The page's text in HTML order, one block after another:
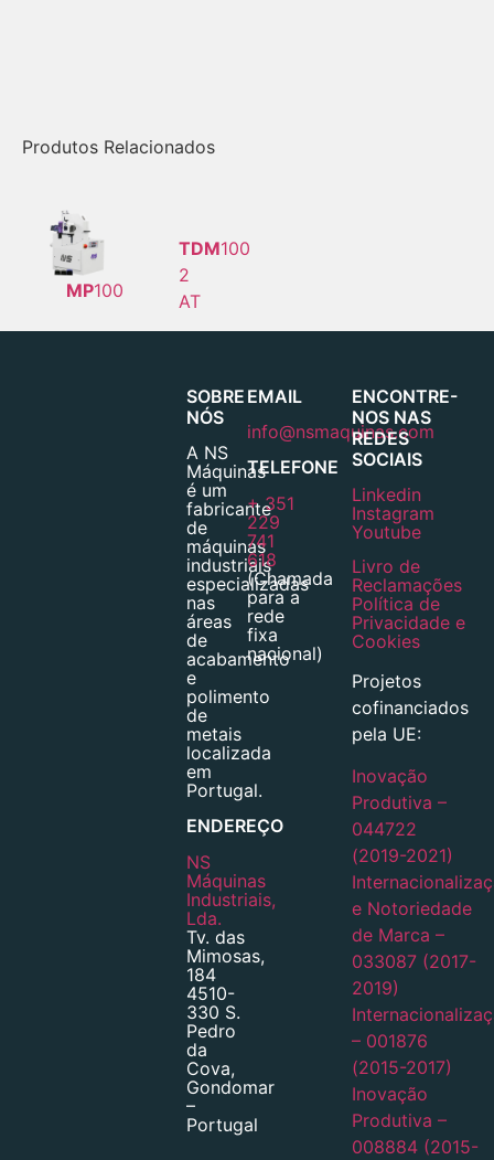
Produtos Relacionados
MP100
TDM100
2
AT
SOBRE
NÓS
A NS
Máquinas
é um
fabricante
de
máquinas
industriais
especializadas
nas
áreas
de
acabamento
e
polimento
de
metais
localizada
em
Portugal.
ENDEREÇO
NS
Máquinas
Industriais,
Lda.
Tv. das
Mimosas,
184
4510-
330 S.
Pedro
da
Cova,
Gondomar
–
Portugal
EMAIL
info@nsmaquinas.com
TELEFONE
+ 351
229
741
618
(Chamada
para a
rede
fixa
nacional)
ENCONTRE-
NOS NAS
REDES
SOCIAIS
Linkedin
Instagram
Youtube
Livro de
Reclamações
Política de
Privacidade e
Cookies
Projetos
cofinanciados
pela UE:
Inovação
Produtiva –
044722
(2019-2021)
e Notoriedade
de Marca –
033087 (2017-
2019)
– 001876
(2015-2017)
Inovação
Produtiva –
008884 (2015-